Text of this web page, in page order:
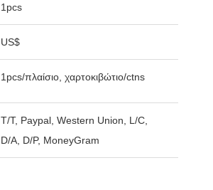
1pcs
US$
1pcs/πλαίσιο, χαρτοκιβώτιο/ctns
T/T, Paypal, Western Union, L/C,
D/A, D/P, MoneyGram